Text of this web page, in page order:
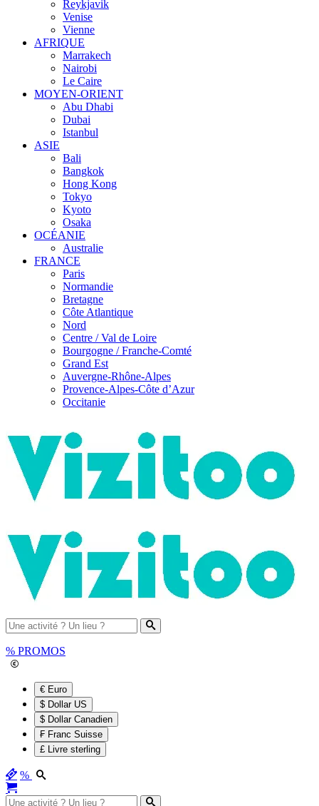
Reykjavik
Venise
Vienne
AFRIQUE
Marrakech
Nairobi
Le Caire
MOYEN-ORIENT
Abu Dhabi
Dubai
Istanbul
ASIE
Bali
Bangkok
Hong Kong
Tokyo
Kyoto
Osaka
OCÉANIE
Australie
FRANCE
Paris
Normandie
Bretagne
Côte Atlantique
Nord
Centre / Val de Loire
Bourgogne / Franche-Comté
Grand Est
Auvergne-Rhône-Alpes
Provence-Alpes-Côte d’Azur
Occitanie
% PROMOS
€ Euro
$ Dollar US
$ Dollar Canadien
₣ Franc Suisse
£ Livre sterling
%